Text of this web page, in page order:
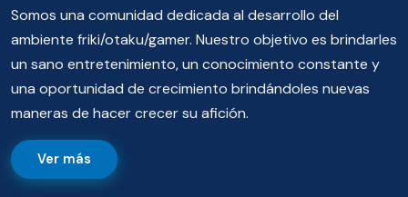
Somos una comunidad dedicada al desarrollo del
ambiente friki/otaku/gamer. Nuestro objetivo es brindarles
un sano entretenimiento, un conocimiento constante y
una oportunidad de crecimiento brindándoles nuevas
maneras de hacer crecer su afición.
Ver más